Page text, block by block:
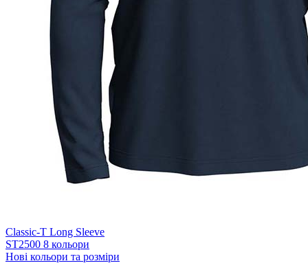
Classic-T Long Sleeve
ST2500 8 кольори
Нові кольори та розміри